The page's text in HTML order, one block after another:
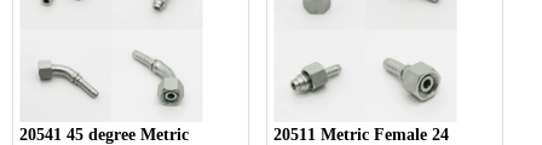
20541 45 degree Metric
20511 Metric Female 24